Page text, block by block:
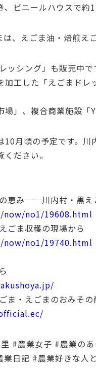
、ビニールハウスで約
、えごま油・焙煎え
ッシング」も販売中で
加工した「えごまド
」、複合商業施設「
月頃の予定です。川
ださい。
恵み──川内村・黒え
no1/19608.html
ま収穫の現場から
no1/19740.html
ま・えごまのおみそ
#農業女子 #農業の
日記 #農業好きな人